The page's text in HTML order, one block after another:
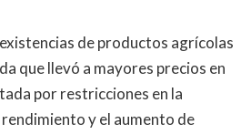
de productos agrícolas
que llevó a mayores precios en
por restricciones en la
y el aumento de